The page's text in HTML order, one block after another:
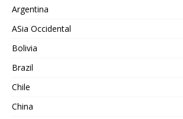
Argentina
ASia Occidental
Bolivia
Brazil
Chile
China